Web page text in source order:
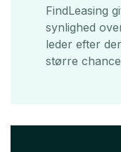
FindLeasing
synlighed
leder efter
større